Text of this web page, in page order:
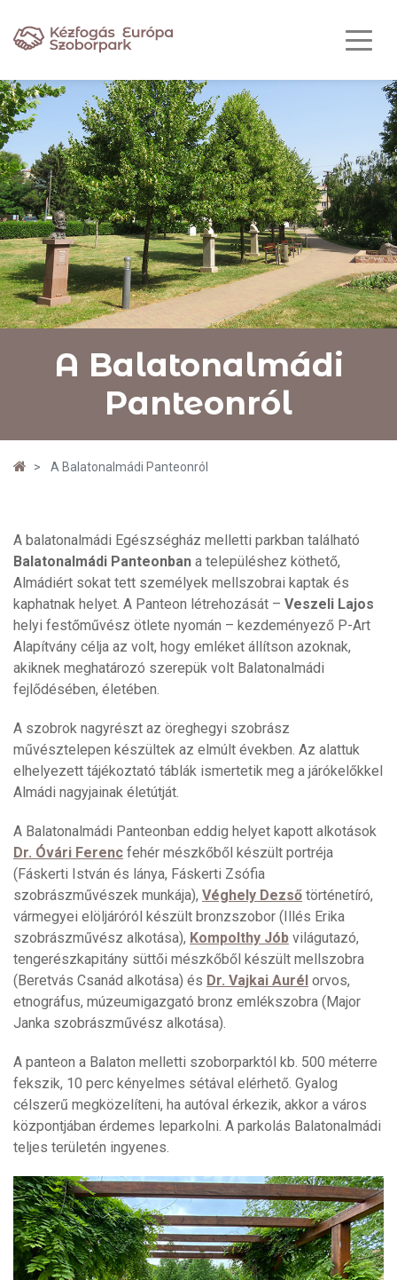
A Balatonalmádi
Panteonról
A Balatonalmádi Panteonról
A balatonalmádi Egészségház melletti parkban található
Balatonalmádi Panteonban a településhez köthető,
Almádiért sokat tett személyek mellszobrai kaptak és
kaphatnak helyet. A Panteon létrehozását – Veszeli Lajos
helyi festőművész ötlete nyomán – kezdeményező P-Art
Alapítvány célja az volt, hogy emléket állítson azoknak,
akiknek meghatározó szerepük volt Balatonalmádi
fejlődésében, életében.
A szobrok nagyrészt az öreghegyi szobrász
művésztelepen készültek az elmúlt években. Az alattuk
elhelyezett tájékoztató táblák ismertetik meg a járókelőkkel
Almádi nagyjainak életútját.
A Balatonalmádi Panteonban eddig helyet kapott alkotások
Dr. Óvári Ferenc fehér mészkőből készült portréja
(Fáskerti István és lánya, Fáskerti Zsófia
szobrászművészek munkája), Véghely Dezső történetíró,
vármegyei elöljáróról készült bronzszobor (Illés Erika
szobrászművész alkotása), Kompolthy Jób világutazó,
tengerészkapitány süttői mészkőből készült mellszobra
(Beretvás Csanád alkotása) és Dr. Vajkai Aurél orvos,
etnográfus, múzeumigazgató bronz emlékszobra (Major
Janka szobrászművész alkotása).
A panteon a Balaton melletti szoborparktól kb. 500 méterre
fekszik, 10 perc kényelmes sétával elérhető. Gyalog
célszerű megközelíteni, ha autóval érkezik, akkor a város
központjában érdemes leparkolni. A parkolás Balatonalmádi
teljes területén ingyenes.